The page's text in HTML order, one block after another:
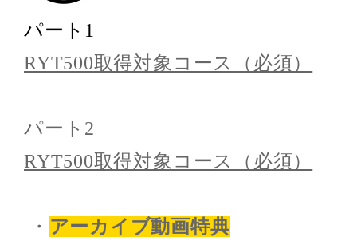
パート1
RYT500取得対象コース（必須）
パート2
RYT500取得対象コース（必須）
・ アーカイブ動画特典